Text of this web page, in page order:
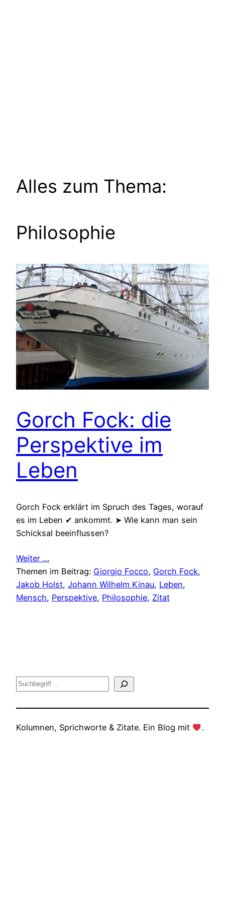
Alles zum Thema:
Philosophie
Gorch Fock: die
Perspektive im
Leben
Gorch Fock erklärt im Spruch des Tages, worauf
es im Leben ✔ ankommt. ➤ Wie kann man sein
Schicksal beeinflussen?
Weiter …
Themen im Beitrag: Giorgio Focco, Gorch Fock
Jakob Holst, Johann Wilhelm Kinau, Leben
Mensch, Perspektive, Philosophie, Zitat
Suche
Kolumnen, Sprichworte & Zitate. Ein Blog mit .